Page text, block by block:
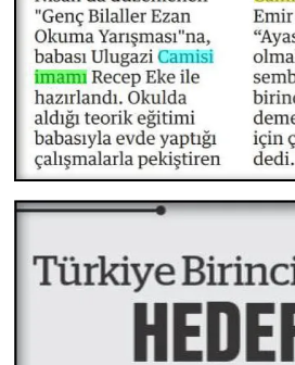
Samsun Müftülüğü
Siirt Müftülüğü
Sinop Müftülüğü
Sivas Müftülüğü
Şanlıurfa Müftülüğü
Şırnak Müftülüğü